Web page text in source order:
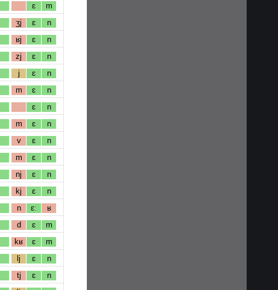
ɛ m
ʒj ɛ n
ʁj ɛ n
zj ɛ n
j ɛ n
m ɛ n
ɛ n
m ɛ n
v ɛ n
m ɛ n
nj ɛ n
kj ɛ n
n ɛː ʁ
d ɛ m
kʁ ɛ m
lj ɛ n
tj ɛ n